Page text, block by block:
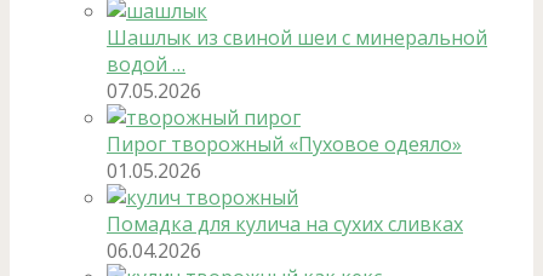
Шашлык из свиной шеи с минеральной
водой …
07.05.2026
Пирог творожный «Пуховое одеяло»
01.05.2026
Помадка для кулича на сухих сливках
06.04.2026